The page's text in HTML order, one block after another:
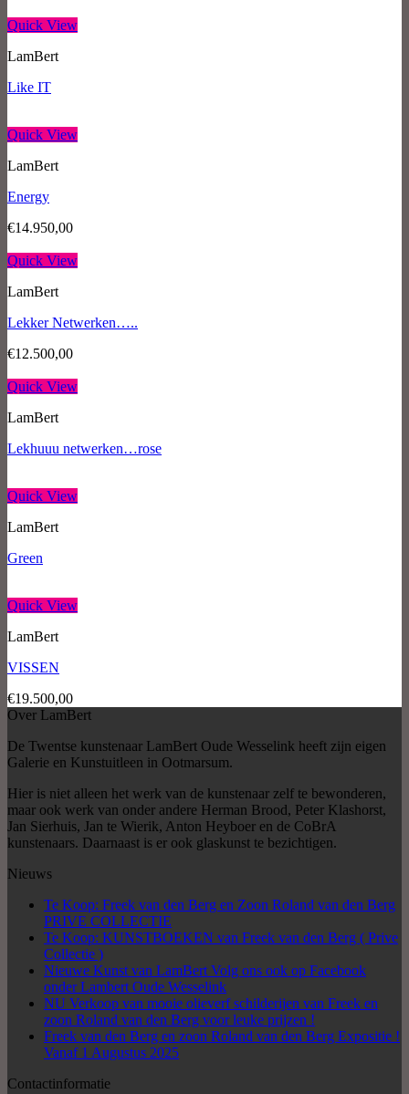
Quick View
LamBert
Like IT
Quick View
LamBert
Energy
€14.950,00
Quick View
LamBert
Lekker Netwerken…..
€12.500,00
Quick View
LamBert
Lekhuuu netwerken…rose
Quick View
LamBert
Green
Quick View
LamBert
VISSEN
€19.500,00
Over LamBert
De Twentse kunstenaar LamBert Oude Wesselink heeft zijn eigen
Galerie en Kunstuitleen in Ootmarsum.
Hier is niet alleen het werk van de kunstenaar zelf te bewonderen,
maar ook werk van onder andere Herman Brood, Peter Klashorst,
Jan Sierhuis, Jan te Wierik, Anton Heyboer en de CoBrA
kunstenaars. Daarnaast is er ook glaskunst te bezichtigen.
Nieuws
Te Koop: Freek van den Berg en Zoon Roland van den Berg
PRIVE COLLECTIE
Te Koop: KUNSTBOEKEN van Freek van den Berg ( Prive
Collectie )
Nieuwe Kunst van LamBert Volg ons ook op Facebook
onder Lambert Oude Wesselink
NU Verkoop van mooie olieverf schilderijen van Freek en
zoon Roland van den Berg voor leuke prijzen !
Freek van den Berg en zoon Roland van den Berg Expositie !
Vanaf 1 Augustus 2025
Contactinformatie